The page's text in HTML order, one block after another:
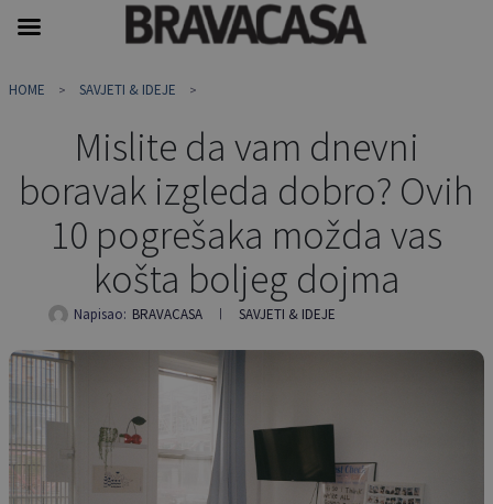
toHOME SAVJETI & IDEJE
Mislite da vam dnevni
boravak izgleda dobro? Ovih
10 pogrešaka možda vas
košta boljeg dojma
Napisao: BRAVACASA SAVJETI & IDEJE